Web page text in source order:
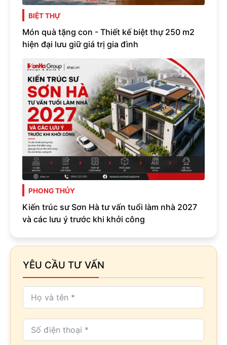
BIỆT THỰ
Món quà tặng con - Thiết kế biệt thự 250 m2
hiện đại lưu giữ giá trị gia đình
PHONG THỦY
Kiến trúc sư Sơn Hà tư vấn tuổi làm nhà 2027
và các lưu ý trước khi khởi công
YÊU CẦU TƯ VẤN